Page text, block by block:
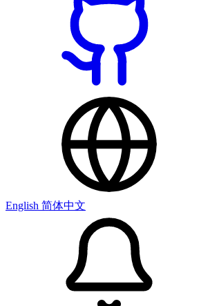
English 简体中文